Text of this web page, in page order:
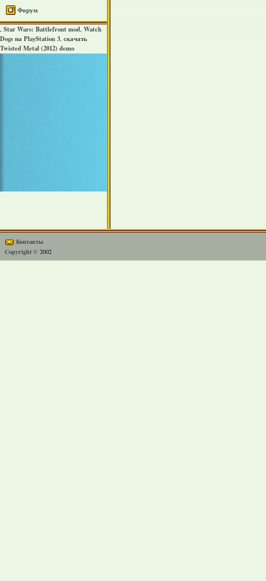
Форум
, Star Wars: Battlefront mod, Watch
Dogs на PlayStation 3, скачать
Twisted Metal (2012) demo
Контакты
Copyright © 2002